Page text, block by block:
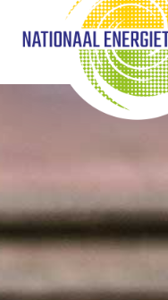
ONS VERHAAL
HET